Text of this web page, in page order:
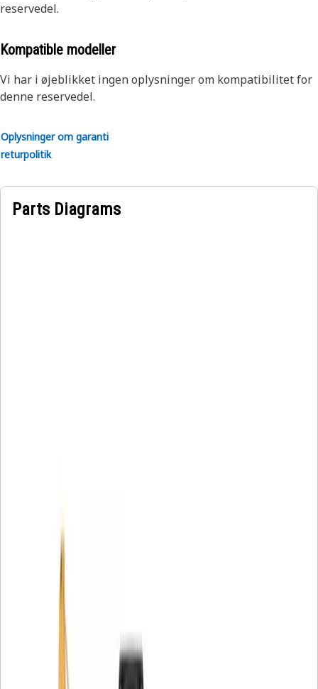
reservedel.
Kompatible modeller
Vi har i øjeblikket ingen oplysninger om kompatibilitet for
denne reservedel.
Oplysninger om garanti
returpolitik
Parts Diagrams